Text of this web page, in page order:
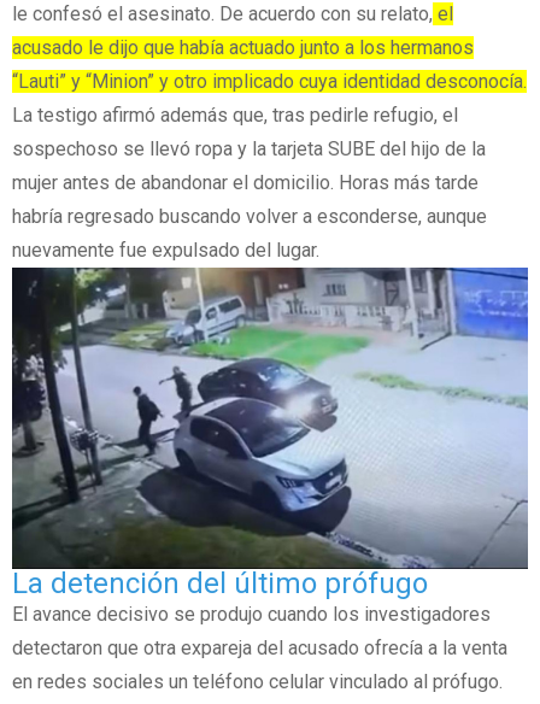
le confesó el asesinato. De acuerdo con su relato, el
acusado le dijo que había actuado junto a los hermanos
“Lauti” y “Minion” y otro implicado cuya identidad desconocía.
La testigo afirmó además que, tras pedirle refugio, el
sospechoso se llevó ropa y la tarjeta SUBE del hijo de la
mujer antes de abandonar el domicilio. Horas más tarde
habría regresado buscando volver a esconderse, aunque
nuevamente fue expulsado del lugar.
La detención del último prófugo
El avance decisivo se produjo cuando los investigadores
detectaron que otra expareja del acusado ofrecía a la venta
en redes sociales un teléfono celular vinculado al prófugo.